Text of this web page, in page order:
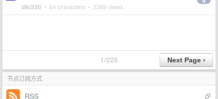
diki330 • 64 characters • 2389 views
1/225
节点订阅方式
RSS